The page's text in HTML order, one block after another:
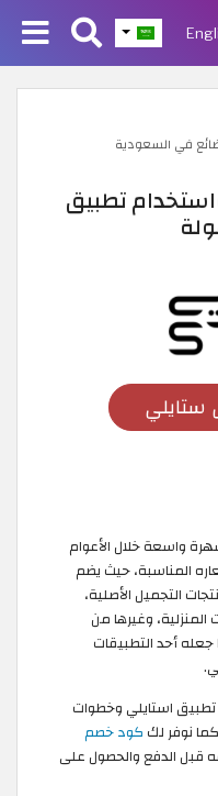
في السعودية
تطبيق
واسعة خلال الأعوام
المناسبة، حيث يضم
التجميل الأصلية،
المنزلية، وغيرها من
أحد التطبيقات
استايلي وخطوات
نوفر لك كود خصم
قبل الدفع والحصول على